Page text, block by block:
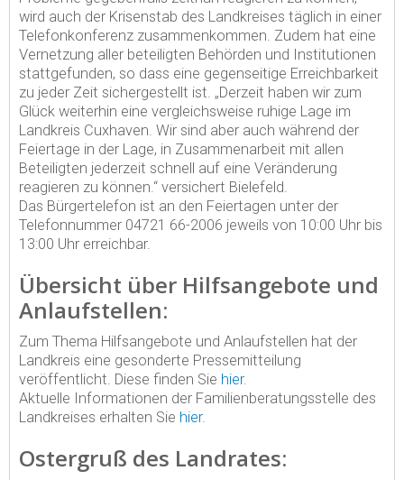
wird auch der Krisenstab des Landkreises täglich in einer
Telefonkonferenz zusammenkommen. Zudem hat eine
Vernetzung aller beteiligten Behörden und Institutionen
stattgefunden, so dass eine gegenseitige Erreichbarkeit
zu jeder Zeit sichergestellt ist. „Derzeit haben wir zum
Glück weiterhin eine vergleichsweise ruhige Lage im
Landkreis Cuxhaven. Wir sind aber auch während der
Feiertage in der Lage, in Zusammenarbeit mit allen
Beteiligten jederzeit schnell auf eine Veränderung
reagieren zu können.“ versichert Bielefeld.
Das Bürgertelefon ist an den Feiertagen unter der
Telefonnummer 04721 66-2006 jeweils von 10:00 Uhr bis
13:00 Uhr erreichbar.
Übersicht über Hilfsangebote und
Anlaufstellen:
Zum Thema Hilfsangebote und Anlaufstellen hat der
Landkreis eine gesonderte Pressemitteilung
veröffentlicht. Diese finden Sie hier.
Aktuelle Informationen der Familienberatungsstelle des
Landkreises erhalten Sie hier.
Ostergruß des Landrates: